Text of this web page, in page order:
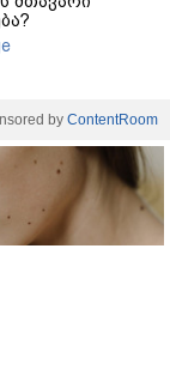
by ContentRoom